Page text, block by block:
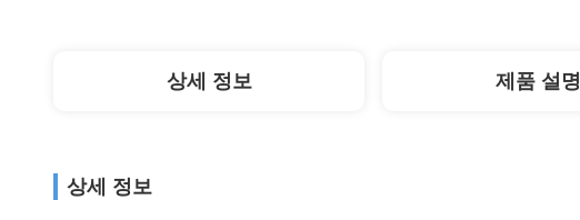
상세 정보 제품 설명
상세 정보